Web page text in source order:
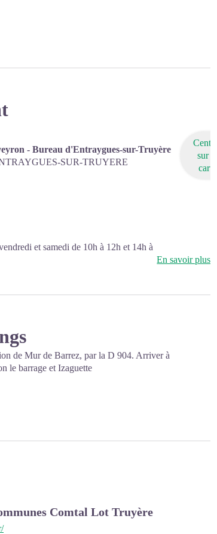
- Bureau d'Entraygues-sur-Truyère
SUR-TRUYERE
Centrer
sur la
carte
et samedi de 10h à 12h et 14h à
En savoir plus
de Mur de Barrez, par la D 904. Arriver à
le barrage et Izaguette
Comtal Lot Truyère